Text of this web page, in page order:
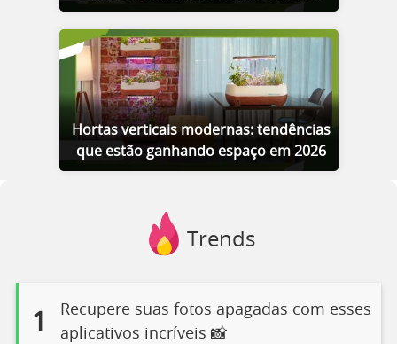
Hortas verticais modernas: tendências
que estão ganhando espaço em 2026
Trends
1
Recupere suas fotos apagadas com esses
aplicativos incríveis 📸